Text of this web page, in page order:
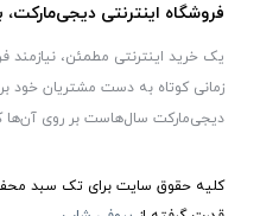
فروشگاه اینترنتی
یک خرید اینترنتی مطمئن،
زمانی کوتاه به دست مشتریان خود
دیجی‌مارکت سال‌هاست بر روی آن‌ها
کلیه حقوق سایت برای تک سبد